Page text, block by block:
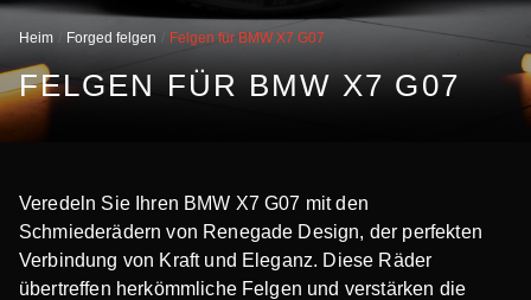
Heim Forged felgen Felgen für BMW X7 G07
FELGEN FÜR BMW X7 G07
Veredeln Sie Ihren BMW X7 G07 mit den
Schmiederädern von Renegade Design, der perfekten
Verbindung von Kraft und Eleganz. Diese Räder
übertreffen herkömmliche Felgen und verstärken die